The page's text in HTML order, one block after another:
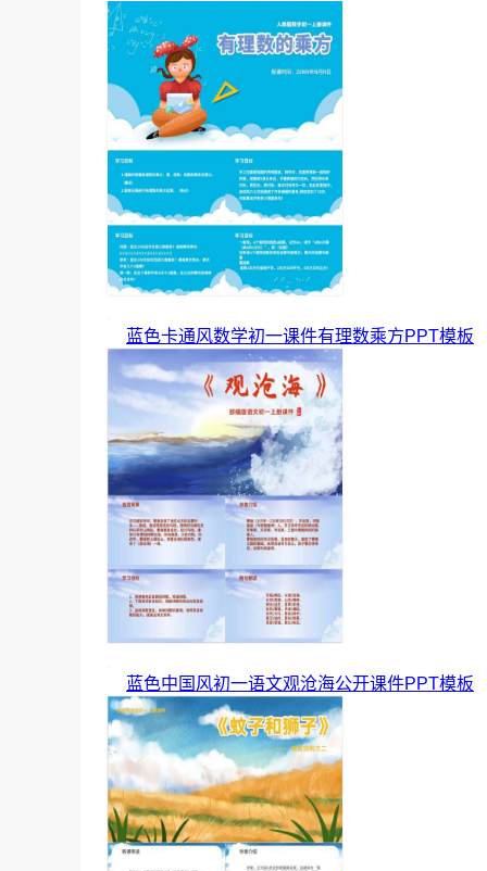
蓝色卡通风数学初一课件有理数乘方PPT模板
蓝色中国风初一语文观沧海公开课件PPT模板